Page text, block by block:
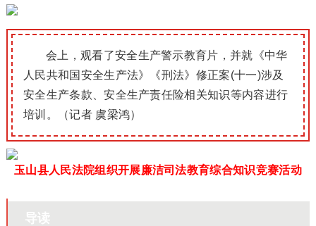
会上，观看了安全生产警示教育片，并就《中华
人民共和国安全生产法》《刑法》修正案(十一)涉及
安全生产条款、安全生产责任险相关知识等内容进行
培训。（记者 虞梁鸿）
玉山县人民法院组织开展廉洁司法教育综合知识竞赛活动
导读